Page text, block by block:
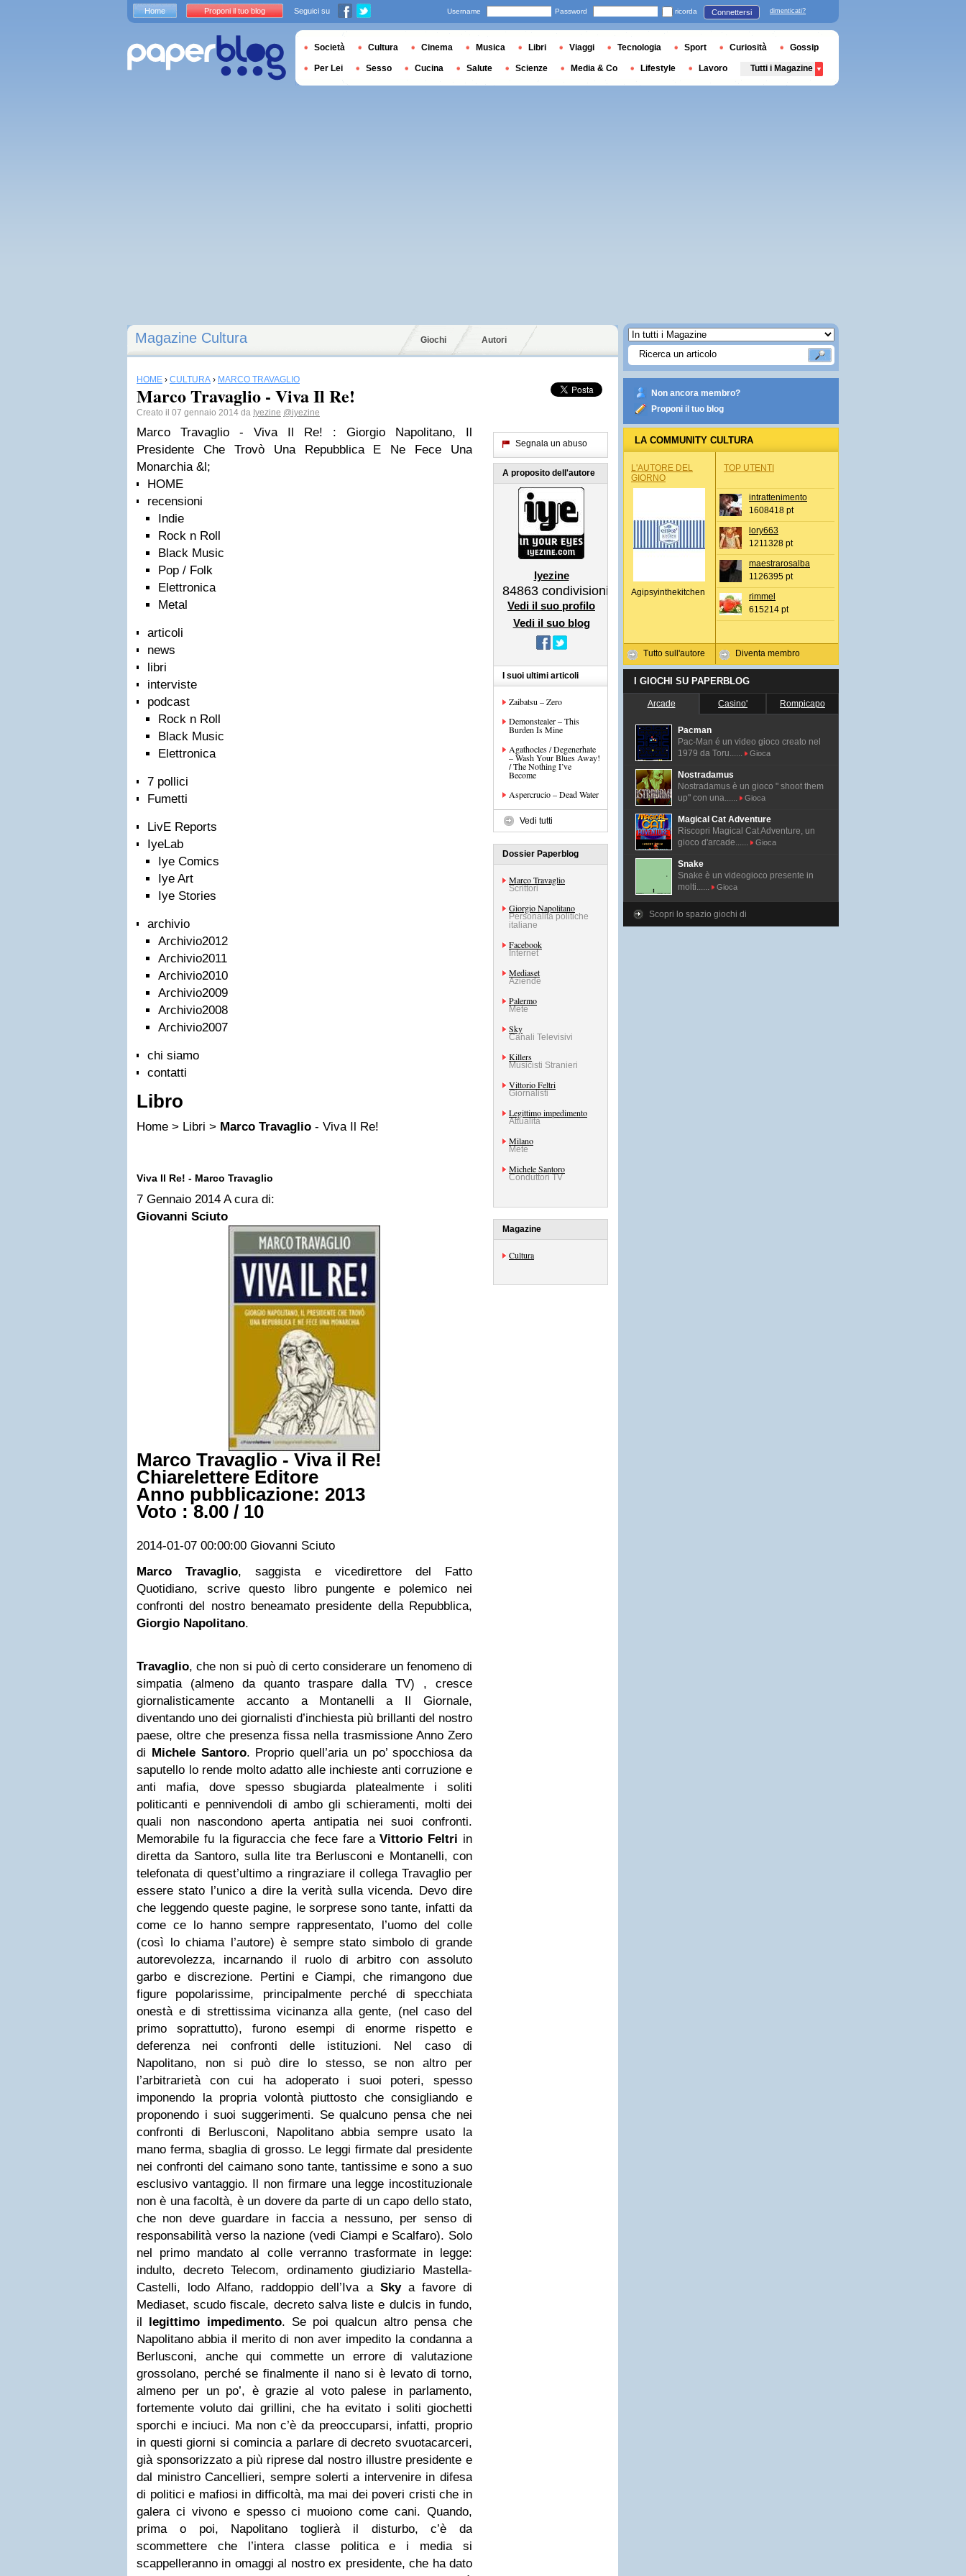
Magazine Cultura Giochi Autori
HOME › CULTURA › MARCO TRAVAGLIO
Marco Travaglio - Viva Il Re!
Creato il 07 gennaio 2014 da Iyezine @iyezine
Marco Travaglio - Viva Il Re! : Giorgio Napolitano, Il
Presidente Che Trovò Una Repubblica E Ne Fece Una
Monarchia &l;
HOME
recensioni
Indie
Rock n Roll
Black Music
Pop / Folk
Elettronica
Metal
articoli
news
libri
interviste
podcast
Rock n Roll
Black Music
Elettronica
7 pollici
Fumetti
LivE Reports
IyeLab
Iye Comics
Iye Art
Iye Stories
archivio
Archivio2012
Archivio2011
Archivio2010
Archivio2009
Archivio2008
Archivio2007
chi siamo
contatti
Libro
Home > Libri > Marco Travaglio - Viva Il Re!
Viva Il Re! - Marco Travaglio
7 Gennaio 2014 A cura di:
Giovanni Sciuto
Marco Travaglio - Viva il Re!
Chiarelettere Editore
Anno pubblicazione: 2013
Voto : 8.00 / 10
2014-01-07 00:00:00 Giovanni Sciuto
Marco Travaglio, saggista e vicedirettore del Fatto
Quotidiano, scrive questo libro pungente e polemico nei
confronti del nostro beneamato presidente della Repubblica,
Giorgio Napolitano.
Travaglio, che non si può di certo considerare un fenomeno di
simpatia (almeno da quanto traspare dalla TV) , cresce
giornalisticamente accanto a Montanelli a Il Giornale,
diventando uno dei giornalisti d’inchiesta più brillanti del nostro
paese, oltre che presenza fissa nella trasmissione Anno Zero
di Michele Santoro. Proprio quell’aria un po’ spocchiosa da
saputello lo rende molto adatto alle inchieste anti corruzione e
anti mafia, dove spesso sbugiarda platealmente i soliti
politicanti e pennivendoli di ambo gli schieramenti, molti dei
quali non nascondono aperta antipatia nei suoi confronti.
Memorabile fu la figuraccia che fece fare aVittorio Feltri in
diretta da Santoro, sulla lite tra Berlusconi e Montanelli, con
telefonata di quest’ultimo a ringraziare il collega Travaglio per
essere stato l’unico a dire la verità sulla vicenda. Devo dire
che leggendo queste pagine, le sorprese sono tante, infatti da
come ce lo hanno sempre rappresentato, l’uomo del colle
(così lo chiama l’autore) è sempre stato simbolo di grande
autorevolezza, incarnando il ruolo di arbitro con assoluto
garbo e discrezione. Pertini e Ciampi, che rimangono due
figure popolarissime, principalmente perché di specchiata
onestà e di strettissima vicinanza alla gente, (nel caso del
primo soprattutto), furono esempi di enorme rispetto e
deferenza nei confronti delle istituzioni. Nel caso di
Napolitano, non si può dire lo stesso, se non altro per
l’arbitrarietà con cui ha adoperato i suoi poteri, spesso
imponendo la propria volontà piuttosto che consigliando e
proponendo i suoi suggerimenti. Se qualcuno pensa che nei
confronti di Berlusconi, Napolitano abbia sempre usato la
mano ferma, sbaglia di grosso. Le leggi firmate dal presidente
nei confronti del caimano sono tante, tantissime e sono a suo
esclusivo vantaggio. Il non firmare una legge incostituzionale
non è una facoltà, è un dovere da parte di un capo dello stato,
che non deve guardare in faccia a nessuno, per senso di
responsabilità verso la nazione (vedi Ciampi e Scalfaro). Solo
nel primo mandato al colle verranno trasformate in legge:
indulto, decreto Telecom, ordinamento giudiziario Mastella-
Castelli, lodo Alfano, raddoppio dell’Iva a Skya favore di
Mediaset, scudo fiscale, decreto salva liste e dulcis in fundo,
il legittimo impedimento. Se poi qualcun altro pensa che
Napolitano abbia il merito di non aver impedito la condanna a
Berlusconi, anche qui commette un errore di valutazione
grossolano, perché se finalmente il nano si è levato di torno,
almeno per un po’, è grazie al voto palese in parlamento,
fortemente voluto dai grillini, che ha evitato i soliti giochetti
sporchi e inciuci. Ma non c’è da preoccuparsi, infatti, proprio
in questi giorni si comincia a parlare di decreto svuotacarceri,
già sponsorizzato a più riprese dal nostro illustre presidente e
dal ministro Cancellieri, sempre solerti a intervenire in difesa
di politici e mafiosi in difficoltà, ma mai dei poveri cristi che in
galera ci vivono e spesso ci muoiono come cani. Quando,
prima o poi, Napolitano toglierà il disturbo, c’è da
scommettere che l’intera classe politica e i media si
scappelleranno in omaggi al nostro ex presidente, che ha dato
Segnala un abuso
A proposito dell'autore
Iyezine
84863 condivisioni
Vedi il suo profilo
Vedi il suo blog
I suoi ultimi articoli
Zaibatsu – Zero
Demonstealer – This
Burden Is Mine
Agathocles / Degenerhate
– Wash Your Blues Away!
/ The Nothing I’ve
Become
Aspercrucio – Dead Water
Vedi tutti
Dossier Paperblog
Marco Travaglio
Scrittori
Giorgio Napolitano
Personalità politiche
italiane
Facebook
Internet
Mediaset
Aziende
Palermo
Mete
Sky
Canali Televisivi
Killers
Musicisti Stranieri
Vittorio Feltri
Giornalisti
Legittimo impedimento
Attualità
Milano
Mete
Michele Santoro
Conduttori TV
Magazine
Cultura
Non ancora membro?
Proponi il tuo blog
LA COMMUNITY CULTURA
L'AUTORE DEL
GIORNO
Agipsyinthekitchen
Tutto sull'autore
TOP UTENTI
intrattenimento
1608418 pt
lory663
1211328 pt
maestrarosalba
1126395 pt
rimmel
615214 pt
Diventa membro
I GIOCHI SU PAPERBLOG
Arcade Casino' Rompicapo
Pacman
Pac-Man é un video gioco creato nel
1979 da Toru......
Gioca
Nostradamus
Nostradamus è un gioco " shoot them
up" con una......
Gioca
Magical Cat Adventure
Riscopri Magical Cat Adventure, un
gioco d'arcade......
Gioca
Snake
Snake è un videogioco presente in
molti......
Gioca
Scopri lo spazio giochi di
Home Proponi il tuo blog Seguici su Username Password ricorda Connettersi dimenticati?
Società Cultura Cinema Musica Libri Viaggi Tecnologia Sport Curiosità Gossip
Per Lei Sesso Cucina Salute Scienze Media & Co Lifestyle Lavoro Tutti i Magazine